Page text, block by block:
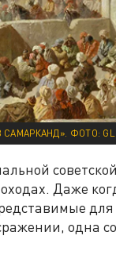
ФОТО:
Даже
для
одна